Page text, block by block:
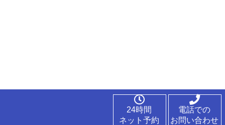
24時間
ネット予約
電話での
お問い合わせ